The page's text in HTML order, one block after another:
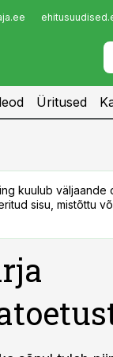
Üritused
kuulub väljaande
sisu, mistõttu